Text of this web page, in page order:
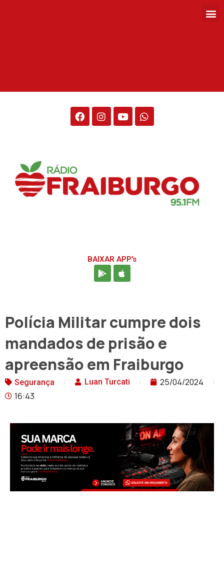
BAIXAR APP's
Polícia Militar cumpre dois
mandados de prisão e
apreensão em Fraiburgo
Segurança Luan Turcati
25/04/2024
16:43